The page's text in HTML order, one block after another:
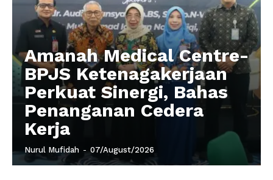
Amanah Medical Centre-
BPJS Ketenagakerjaan
Perkuat Sinergi, Bahas
Penanganan Cedera
Kerja
Nurul Mufidah - 07/August/2026